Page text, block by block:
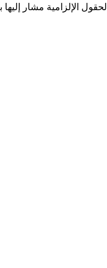
الحقول الإلزامية مشار إليها